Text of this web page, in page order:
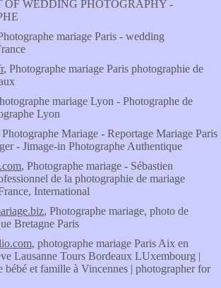
OF WEDDING PHOTOGRAPHY -
mariage Paris - wedding
, Photographe mariage Paris photographie de
mariage Lyon - Photographe de
Lyon
Photographe Mariage - Reportage Mariage Paris
- Jimage-in Photographe Authentique
, Photographe mariage - Sébastien
de la photographie de mariage
International
, Photographe mariage, photo de
Bretagne Paris
, photographe mariage Paris Aix en
Lausanne Tours Bordeaux LUxembourg |
bébé et famille à Vincennes | photographer for